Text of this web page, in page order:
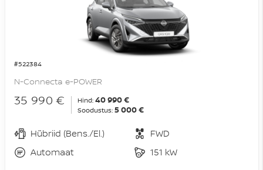
#522384
N-Connecta e-POWER
35 990 € Hind: 40 990 €
Soodustus: 5 000 €
Hübriid (Bens./El.)
FWD
Automaat
151 kW